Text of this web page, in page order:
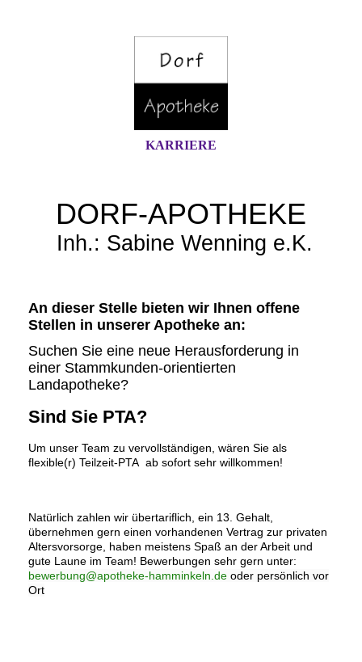
KARRIERE
DORF-APOTHEKE
Inh.: Sabine Wenning e.K.
An dieser Stelle bieten wir Ihnen offene
Stellen in unserer Apotheke an:
Suchen Sie eine neue Herausforderung in
einer Stammkunden-orientierten
Landapotheke?
Sind Sie PTA?
Um unser Team zu vervollständigen, wären Sie als
flexible(r) Teilzeit-PTA ab sofort sehr willkommen!
Natürlich zahlen wir übertariflich, ein 13. Gehalt,
übernehmen gern einen vorhandenen Vertrag zur privaten
Altersvorsorge, haben meistens Spaß an der Arbeit und
gute Laune im Team! Bewerbungen sehr gern unter:
bewerbung@apotheke-hamminkeln.de oder persönlich vor
Ort